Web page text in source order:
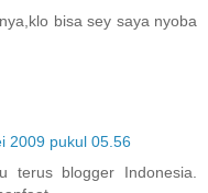
bisa sey saya nyoba
2009 pukul 05.56
terus blogger Indonesia.